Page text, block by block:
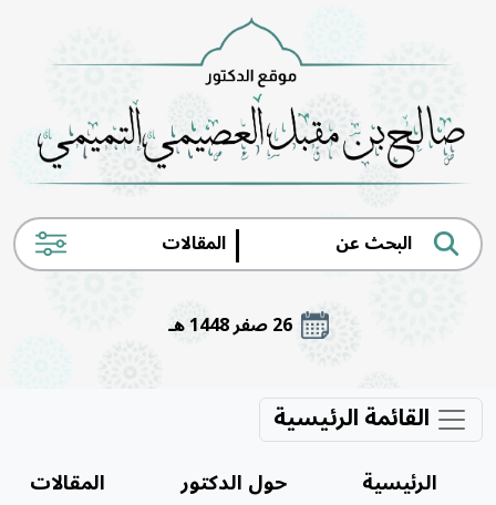
|
26 صفر 1448 هـ
القائمة الرئيسية
الرئيسية حول الدكتور
المقالات